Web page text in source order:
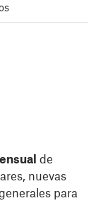
de
nuevas
para